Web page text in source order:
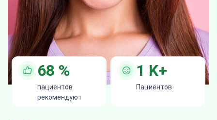
85 %
пациентов
рекомендуют
1 K+
Пациентов